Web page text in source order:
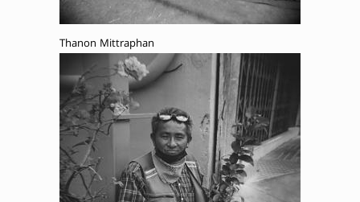
Thanon Mittraphan